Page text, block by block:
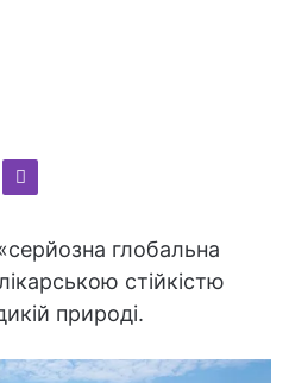
глобальна
стійкістю
природі.